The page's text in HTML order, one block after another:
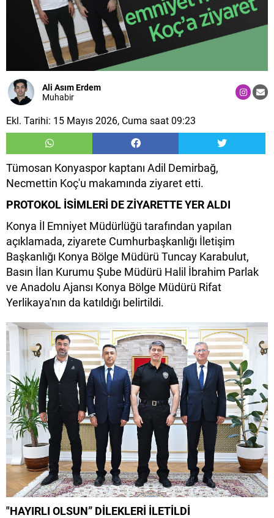
Ali Asım Erdem
Muhabir
Ekl. Tarihi: 15 Mayıs 2026, Cuma saat 09:23
Tümosan Konyaspor kaptanı Adil Demirbağ,
Necmettin Koç'u makamında ziyaret etti.
PROTOKOL İSİMLERİ DE ZİYARETTE YER ALDI
Konya İl Emniyet Müdürlüğü tarafından yapılan
açıklamada, ziyarete Cumhurbaşkanlığı İletişim
Başkanlığı Konya Bölge Müdürü Tuncay Karabulut,
Basın İlan Kurumu Şube Müdürü Halil İbrahim Parlak
ve Anadolu Ajansı Konya Bölge Müdürü Rifat
Yerlikaya'nın da katıldığı belirtildi.
"HAYIRLI OLSUN” DİLEKLERİ İLETİLDİ